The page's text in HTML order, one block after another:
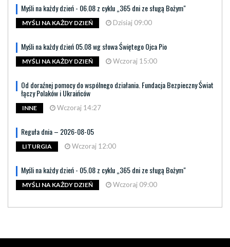
Myśli na każdy dzień - 06.08 z cyklu „365 dni ze sługą Bożym"
MYŚLI NA KAŻDY DZIEŃ Dzisiaj 09:00
Myśli na każdy dzień 05.08 wg słowa Świętego Ojca Pio
MYŚLI NA KAŻDY DZIEŃ Wczoraj 15:00
Od doraźnej pomocy do wspólnego działania. Fundacja Bezpieczny Świat
łączy Polaków i Ukraińców
INNE Wczoraj 14:27
Reguła dnia – 2026-08-05
LITURGIA Wczoraj 12:00
Myśli na każdy dzień - 05.08 z cyklu „365 dni ze sługą Bożym"
MYŚLI NA KAŻDY DZIEŃ Wczoraj 09:00